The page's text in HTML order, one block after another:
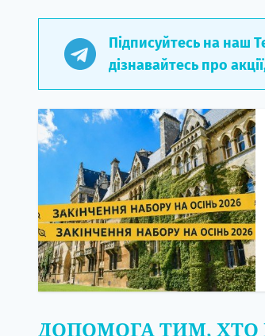
Підписуйтесь на наш
дізнавайтесь про
ДОПОМОГА ТИМ, ХТО